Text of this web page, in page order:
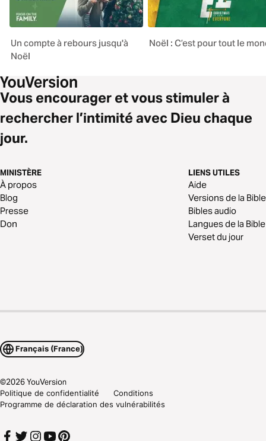
Un compte à rebours jusqu'à
Noël
Noël : C’est pour tout le
Vous encourager et vous stimuler à
rechercher l’intimité avec Dieu chaque
jour.
MINISTÈRE
À propos
Blog
Presse
Don
LIENS UTILES
Aide
Versions de la Bible
Bibles audio
Langues de la Bible
Verset du jour
Français (France)
©2026YouVersion
Politique de confidentialité
Conditions
Programme de déclaration des vulnérabilités